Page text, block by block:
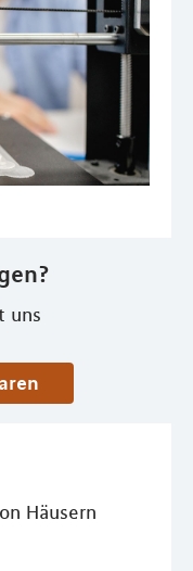
uns
Häusern